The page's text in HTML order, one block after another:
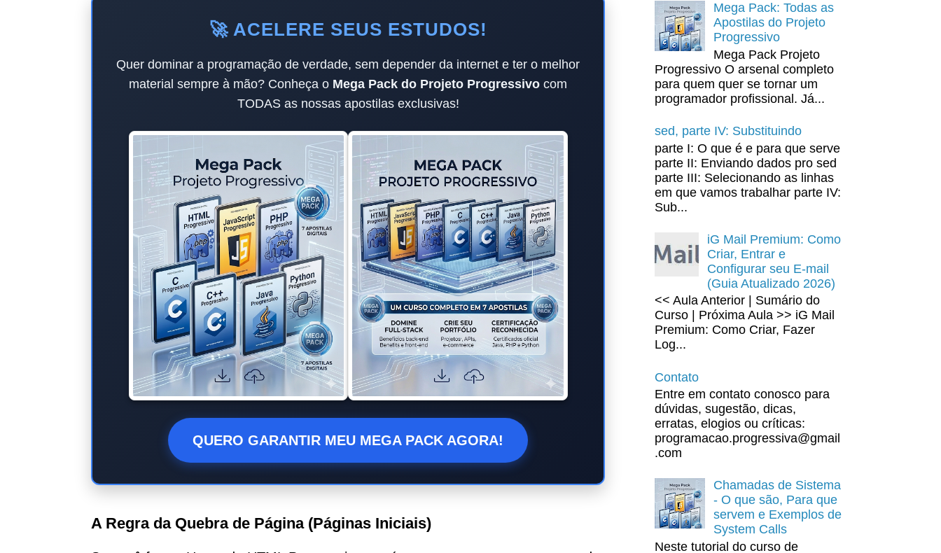
🚀 ACELERE SEUS ESTUDOS!
Quer dominar a programação de verdade, sem depender da internet e ter o melhor
material sempre à mão? Conheça o Mega Pack do Projeto Progressivo com
TODAS as nossas apostilas exclusivas!
QUERO GARANTIR MEU MEGA PACK AGORA!
A Regra da Quebra de Página (Páginas Iniciais)
Mega Pack: Todas as
Apostilas do Projeto
Progressivo
Mega Pack Projeto
Progressivo O arsenal completo
para quem quer se tornar um
programador profissional. Já...
sed, parte IV: Substituindo
parte I: O que é e para que serve
parte II: Enviando dados pro sed
parte III: Selecionando as linhas
em que vamos trabalhar parte IV:
Sub...
iG Mail Premium: Como
Criar, Entrar e
Configurar seu E-mail
(Guia Atualizado 2026)
<< Aula Anterior | Sumário do
Curso | Próxima Aula >> iG Mail
Premium: Como Criar, Fazer
Log...
Contato
Entre em contato conosco para
dúvidas, sugestão, dicas,
erratas, elogios ou críticas:
programacao.progressiva@gmail
.com
Chamadas de Sistema
- O que são, Para que
servem e Exemplos de
System Calls
Neste tutorial do curso de